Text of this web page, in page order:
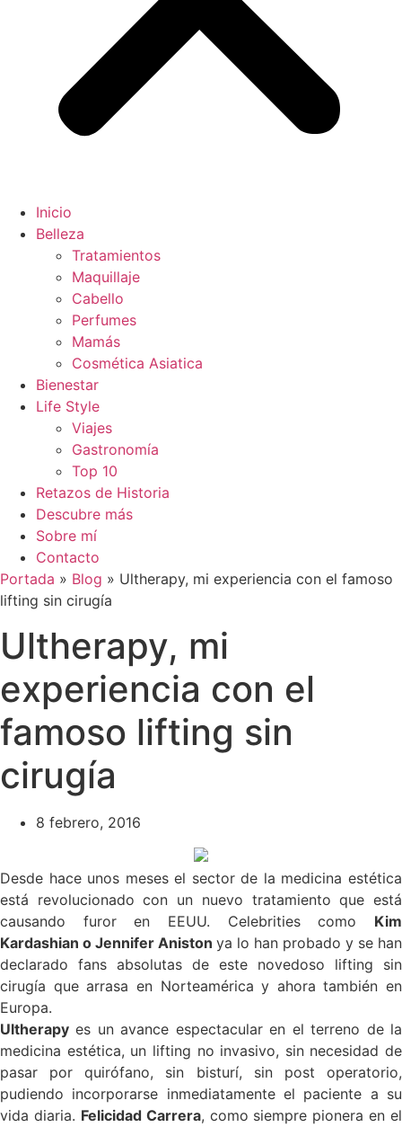
Inicio
Belleza
Tratamientos
Maquillaje
Cabello
Perfumes
Mamás
Cosmética Asiatica
Bienestar
Life Style
Viajes
Gastronomía
Top 10
Retazos de Historia
Descubre más
Sobre mí
Contacto
Portada » Blog » Ultherapy, mi experiencia con el famoso
lifting sin cirugía
Ultherapy, mi
experiencia con el
famoso lifting sin
cirugía
8 febrero, 2016
Desde hace unos meses el sector de la medicina estética
está revolucionado con un nuevo tratamiento que está
causando furor en EEUU. Celebrities como Kim
Kardashian o Jennifer Aniston ya lo han probado y se han
declarado fans absolutas de este novedoso lifting sin
cirugía que arrasa en Norteamérica y ahora también en
Europa.
Ultherapy es un avance espectacular en el terreno de la
medicina estética, un lifting no invasivo, sin necesidad de
pasar por quirófano, sin bisturí, sin post operatorio,
pudiendo incorporarse inmediatamente el paciente a su
vida diaria. Felicidad Carrera, como siempre pionera en el